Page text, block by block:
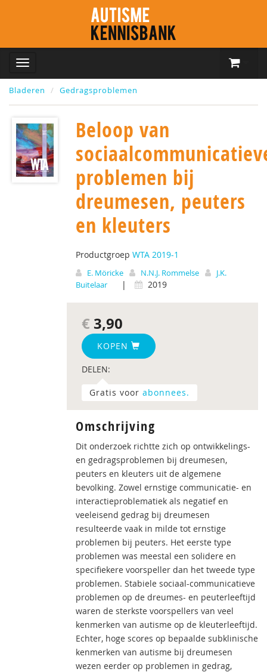
Bladeren Gedragsproblemen
Beloop van
problemen bij
dreumesen, peuters
en kleuters
Productgroep WTA 2019-1
E. Möricke N.N.J. Rommelse
J.K.
Buitelaar
| 2019
€ 3,90
KOPEN
DELEN:
Gratis voor abonnees.
Omschrijving
Dit onderzoek richtte zich op ontwikkelings-
en gedragsproblemen bij dreumesen,
peuters en kleuters uit de algemene
bevolking. Zowel ernstige communicatie- en
interactieproblematiek als negatief en
veeleisend gedrag bij dreumesen
resulteerde vaak in milde tot ernstige
problemen bij peuters. Het eerste type
problemen was meestal een solidere en
specifiekere voorspeller dan het tweede type
problemen. Stabiele sociaal-communicatieve
problemen op de dreumes- en peuterleeftijd
waren de sterkste voorspellers van veel
kenmerken van autisme op de kleuterleeftijd.
Echter, hoge scores op bepaalde subklinische
kenmerken van autisme bij dreumesen
wezen eerder op problemen in gedrag,